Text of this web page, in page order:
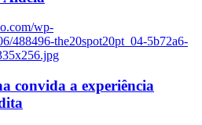
wp-
488496-the20spot20pt_04-5b72a6-
convida a experiência